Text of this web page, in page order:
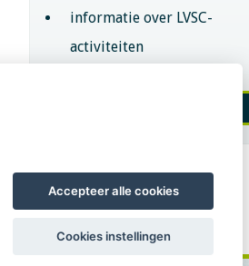
informatie over LVSC-
activiteiten
Accepteer alle cookies
Cookies instellingen